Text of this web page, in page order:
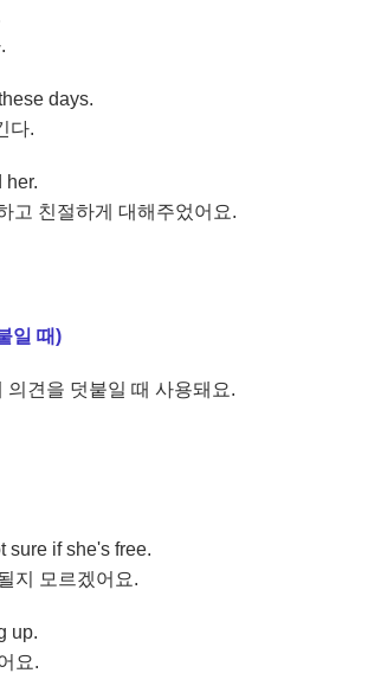
days.
다.
her.
고 친절하게 대해주었어요.
일 때)
의견을 덧붙일 때 사용돼요.
sure if she's free.
지 모르겠어요.
up.
요.